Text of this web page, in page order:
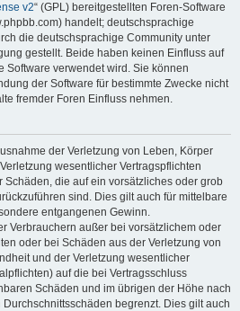
v2“ (GPL) bereitgestellten Foren-Software
handelt; deutschsprachige
die deutschsprachige Community unter
gestellt. Beide haben keinen Einfluss auf
Software verwendet wird. Sie können
der Software für bestimmte Zwecke nicht
fremder Foren Einfluss nehmen.
der Verletzung von Leben, Körper
wesentlicher Vertragspflichten
Schäden, die auf ein vorsätzliches oder grob
sind. Dies gilt auch für mittelbare
entgangenen Gewinn.
Verbrauchern außer bei vorsätzlichem oder
oder bei Schäden aus der Verletzung von
und der Verletzung wesentlicher
auf die bei Vertragsschluss
Schäden und im übrigen der Höhe nach
begrenzt. Dies gilt auch